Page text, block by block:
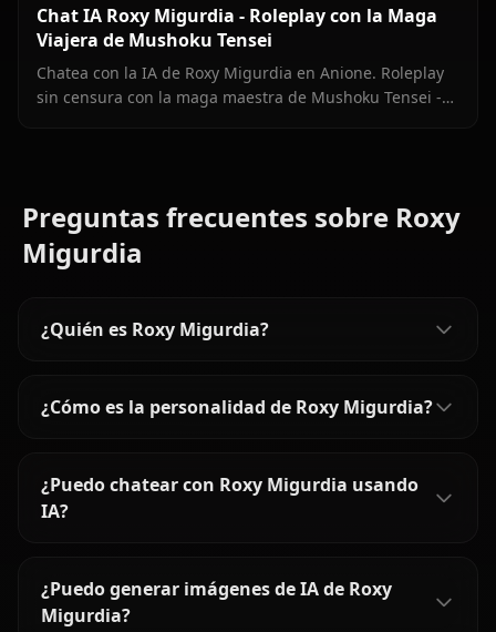
Chat IA Roxy Migurdia - Roleplay con la Maga
Viajera de Mushoku Tensei
Chatea con la IA de Roxy Migurdia en Anione. Roleplay
sin censura con la maga maestra de Mushoku Tensei -
Preguntas frecuentes sobre Roxy
Migurdia
¿Quién es Roxy Migurdia?
¿Cómo es la personalidad de Roxy Migurdia?
¿Puedo chatear con Roxy Migurdia usando
IA?
¿Puedo generar imágenes de IA de Roxy
Migurdia?